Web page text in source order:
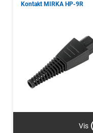
Kontakt MIRKA HP-9R
Vis